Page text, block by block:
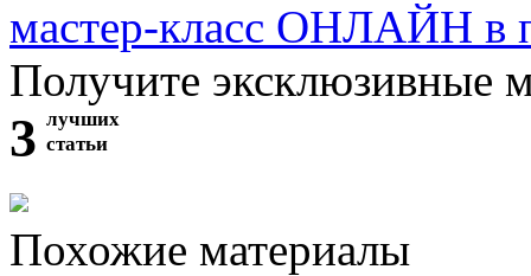
мастер-класс ОНЛАЙН в
Получите эксклюзивные
3 лучших
статьи
Похожие материалы